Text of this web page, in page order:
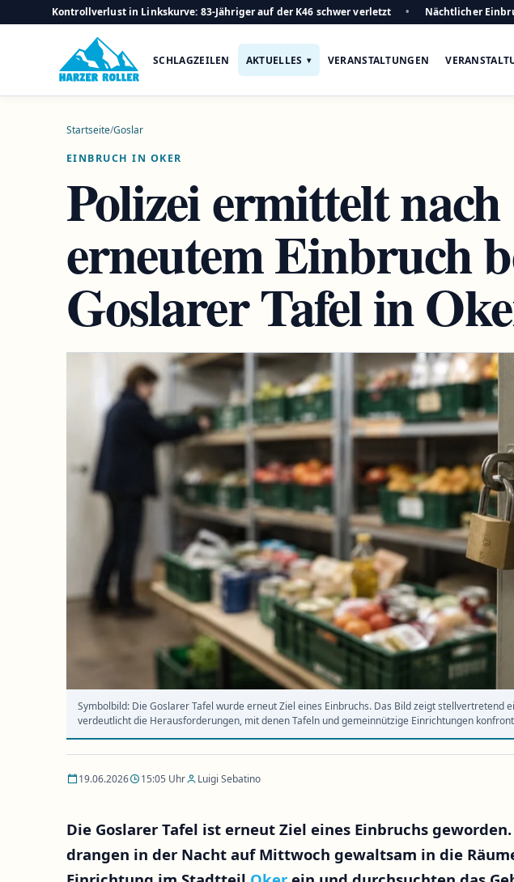
Kontrollverlust in Linkskurve: 83-Jähriger auf der K46 schwer verletzt Nächtlicher
SCHLAGZEILEN AKTUELLES VERANSTALTUNGEN
Startseite/Goslar
EINBRUCH IN OKER
Polizei ermittelt nach
erneutem Einbruch
Goslarer Tafel in
Symbolbild: Die Goslarer Tafel wurde erneut Ziel eines Einbruchs. Das Bild zeigt stellvertretend
verdeutlicht die Herausforderungen, mit denen Tafeln und gemeinnützige Einrichtungen
19.06.2026 15:05 Uhr Luigi Sebatino
Die Goslarer Tafel ist erneut Ziel eines Einbruchs
drangen in der Nacht auf Mittwoch gewaltsam in die